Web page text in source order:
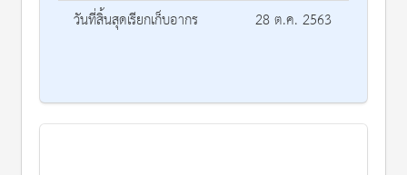
วันที่สิ้นสุดเรียกเก็บอากร
28 ต.ค. 2563